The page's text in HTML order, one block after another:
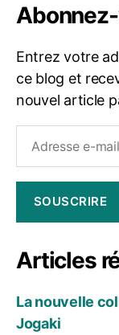
Entrez votre
ce blog et
nouvel article
mail
SOUSCRIRE
Articles
La nouvelle
Jogaki